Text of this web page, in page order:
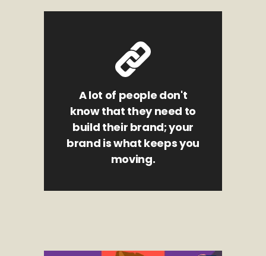
A lot of people don't
know that they need to
build their brand; your
brand is what keeps you
moving.